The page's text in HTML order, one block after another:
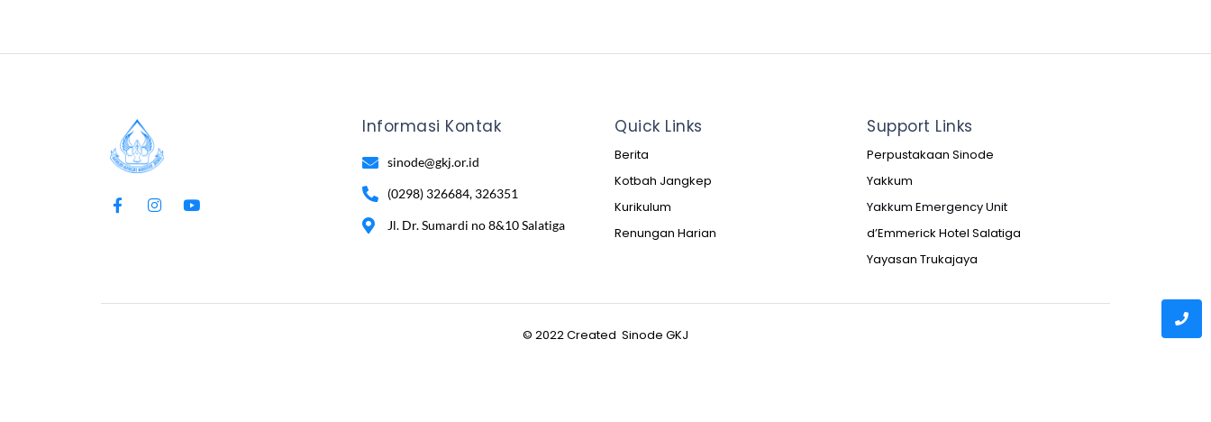
Informasi Kontak
sinode@gkj.or.id
(0298) 326684, 326351
Jl. Dr. Sumardi no 8&10 Salatiga
Quick Links
Berita
Kotbah Jangkep
Kurikulum
Renungan Harian
Support Links
Perpustakaan Sinode
Yakkum
Yakkum Emergency Unit
d’Emmerick Hotel Salatiga
Yayasan Trukajaya
© 2022 Created Sinode GKJ